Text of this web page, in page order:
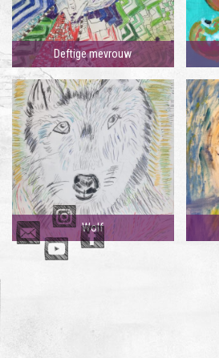
Deftige mevrouw
Wolf